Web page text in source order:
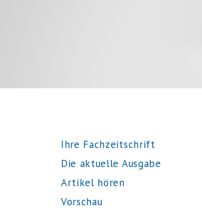
Ihre Fachzeitschrift
Die aktuelle Ausgabe
Artikel hören
Vorschau